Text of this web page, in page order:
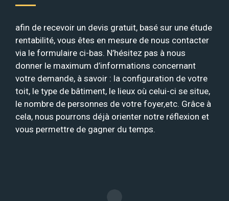
afin de recevoir un devis gratuit, basé sur une étude
rentabilité, vous êtes en mesure de nous contacter
via le formulaire ci-bas. N’hésitez pas à nous
donner le maximum d’informations concernant
votre demande, à savoir : la configuration de votre
toit, le type de bâtiment, le lieux où celui-ci se situe,
le nombre de personnes de votre foyer,etc. Grâce à
cela, nous pourrons déjà orienter notre réflexion et
vous permettre de gagner du temps.